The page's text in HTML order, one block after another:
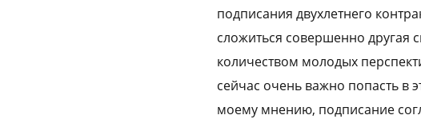
подписания двухлетнего
сложиться совершенно другая
количеством молодых
сейчас очень важно попасть в
моему мнению, подписание